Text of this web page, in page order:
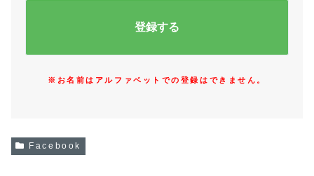
※お名前はアルファベットでの登録はできません。
Facebook